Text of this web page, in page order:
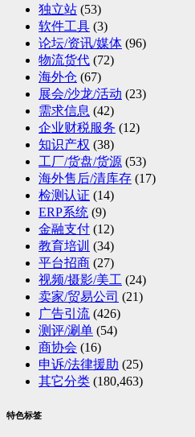
独立站 (53)
软件工具 (3)
论坛/资讯/媒体 (96)
物流货代 (72)
海外仓 (67)
展会/沙龙/活动 (23)
需求信息 (42)
企业财税服务 (12)
知识产权 (38)
工厂/货盘/货源 (53)
海外售后/清库存 (17)
检测认证 (14)
ERP系统 (9)
金融支付 (12)
教育培训 (34)
平台招商 (27)
视频/摄影/美工 (24)
卖家/贸易公司 (21)
广告引流 (426)
测评/涮单 (54)
商协会 (16)
申诉/法律援助 (25)
其它分类 (180,463)
特色标签